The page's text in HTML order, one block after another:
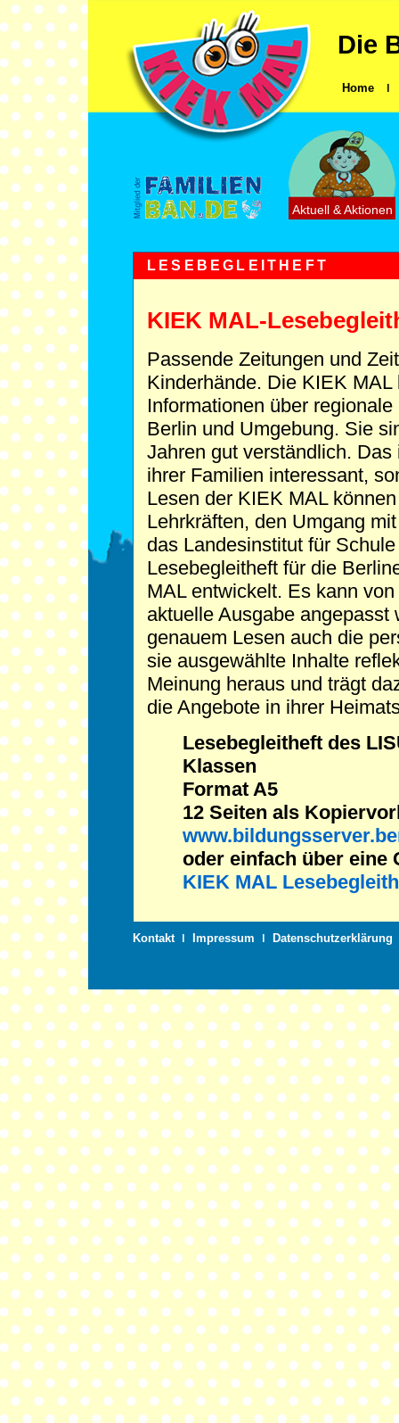
Die
Home ǀ
Aktuell & Aktionen
LESEBEGLEITHEFT
KIEK MAL-
Passende Zeitungen und
Kinderhände. Die KIEK
Informationen über
Berlin und Umgebung. Sie
Jahren gut verständlich.
ihrer Familien interessant,
Lesen der KIEK MAL
Lehrkräften, den Umgang
das Landesinstitut für
Lesebegleitheft für die
MAL entwickelt. Es kann
aktuelle Ausgabe
genauem Lesen auch die
sie ausgewählte Inhalte
Meinung heraus und trägt
die Angebote in ihrer
Lesebegleitheft des
Klassen
Format A5
12 Seiten als
oder einfach über eine
KIEK MAL
Kontakt ǀ Impressum ǀ Datenschutzerklärung